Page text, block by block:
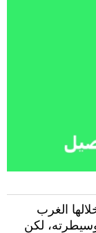
الغرب
وسيطرته، لكن